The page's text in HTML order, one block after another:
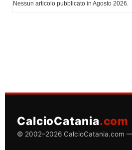
Nessun articolo pubblicato in Agosto 2026.
CalcioCatania.com
© 2002–2026 CalcioCatania.com